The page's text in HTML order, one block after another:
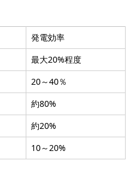
発電効率
最大20%程度
20～40％
約80%
約20%
10～20%